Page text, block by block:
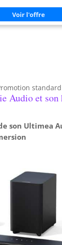
modulables de
ensemble ou
sonore
: Wi-Fi 6 bi-bande et
Audio et son
son Ultimea